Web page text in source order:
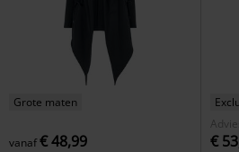
Grote maten
vanaf€ 48,99 €